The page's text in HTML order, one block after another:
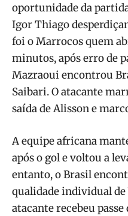
oportunidade da
Igor Thiago
foi o Marrocos quem
minutos, após erro de
Mazraoui encontrou
Saibari. O atacante
saída de Alisson e
A equipe africana
após o gol e voltou a
entanto, o Brasil
qualidade individual de
atacante recebeu